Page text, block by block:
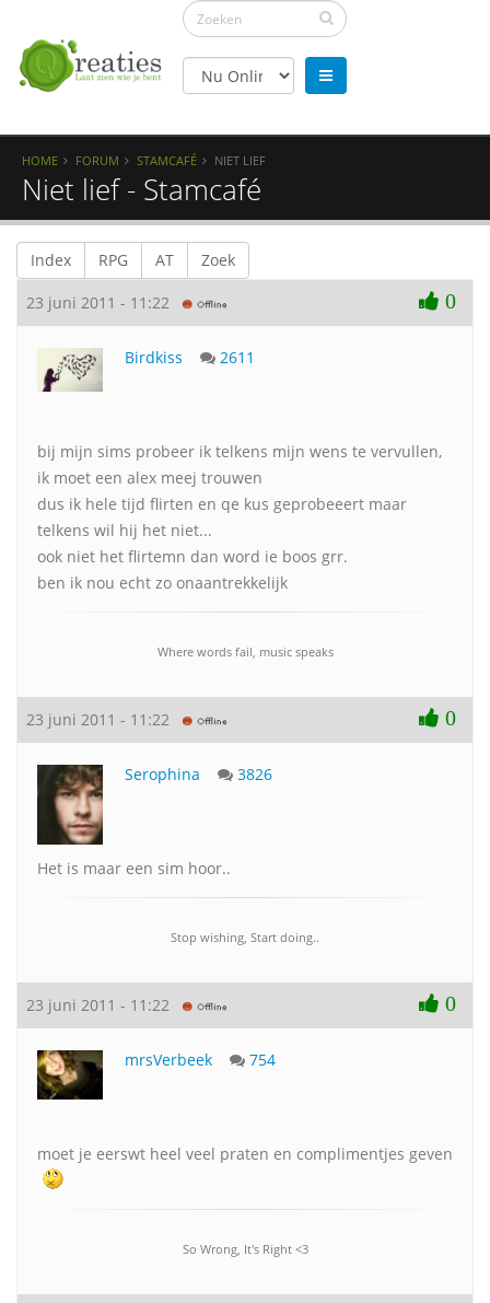
HOME FORUM STAMCAFÉ NIET LIEF
Niet lief - Stamcafé
Index RPG AT Zoek
23 juni 2011 - 11:22 0
Birdkiss 2611
bij mijn sims probeer ik telkens mijn wens te vervullen,
ik moet een alex meej trouwen
dus ik hele tijd flirten en qe kus geprobeeert maar
telkens wil hij het niet...
ook niet het flirtemn dan word ie boos grr.
ben ik nou echt zo onaantrekkelijk
Where words fail, music speaks
23 juni 2011 - 11:22 0
Serophina 3826
Het is maar een sim hoor..
Stop wishing, Start doing..
23 juni 2011 - 11:22 0
mrsVerbeek 754
moet je eerswt heel veel praten en complimentjes geven
So Wrong, It's Right <3